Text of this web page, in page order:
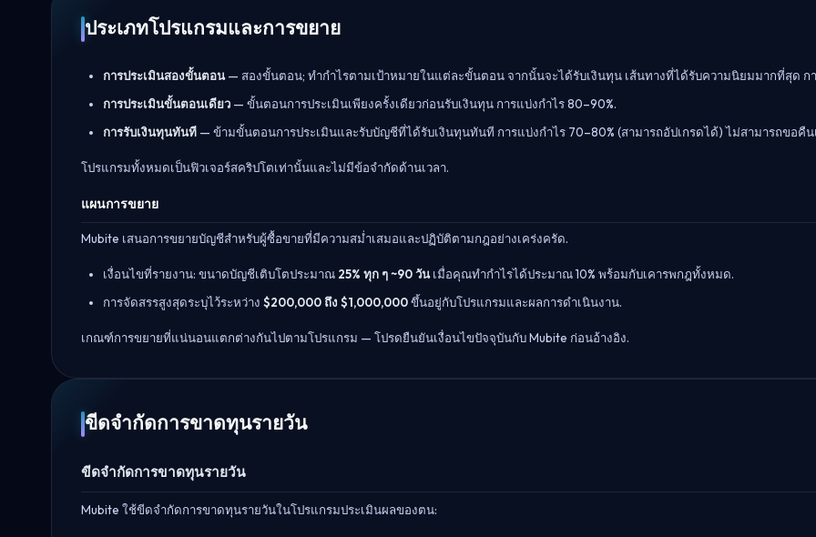
ประเภทโปรแกรมและการขยาย
การประเมินสองขั้นตอน— สองขั้นตอน; ทำกำไรตามเป้าหมายในแต่ละขั้นตอน จากนั้นจะได้รับเงินทุน เส้นทางที่ได้รับความนิยมมากที่สุด กา
การประเมินขั้นตอนเดียว — ขั้นตอนการประเมินเพียงครั้งเดียวก่อนรับเงินทุน การแบ่งกำไร 80–90%.
การรับเงินทุนทันที — ข้ามขั้นตอนการประเมินและรับบัญชีที่ได้รับเงินทุนทันที การแบ่งกำไร 70–80% (สามารถอัปเกรดได้) ไม่สามารถขอคืน
โปรแกรมทั้งหมดเป็นฟิวเจอร์สคริปโตเท่านั้นและไม่มีข้อจำกัดด้านเวลา.
แผนการขยาย
Mubite เสนอการขยายบัญชีสำหรับผู้ซื้อขายที่มีความสม่ำเสมอและปฏิบัติตามกฎอย่างเคร่งครัด.
เงื่อนไขที่รายงาน: ขนาดบัญชีเติบโตประมาณ 25% ทุก ๆ ~90 วันเมื่อคุณทำกำไรได้ประมาณ 10% พร้อมกับเคารพกฎทั้งหมด.
การจัดสรรสูงสุดระบุไว้ระหว่าง $200,000 ถึง $1,000,000ขึ้นอยู่กับโปรแกรมและผลการดำเนินงาน.
เกณฑ์การขยายที่แน่นอนแตกต่างกันไปตามโปรแกรม — โปรดยืนยันเงื่อนไขปัจจุบันกับ Mubite ก่อนอ้างอิง.
ขีดจำกัดการขาดทุนรายวัน
ขีดจำกัดการขาดทุนรายวัน
Mubite ใช้ขีดจำกัดการขาดทุนรายวันในโปรแกรมประเมินผลของตน: